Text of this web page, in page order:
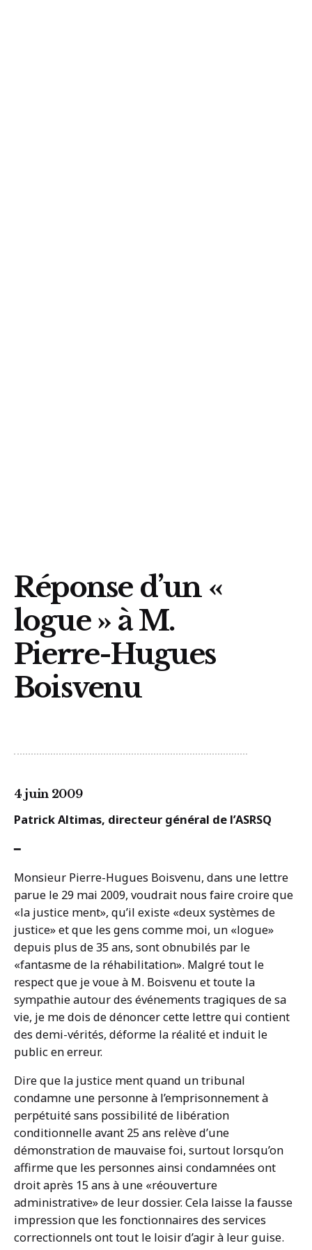
Réponse d’un «
logue » à M.
Pierre-Hugues
Boisvenu
4 juin 2009
Patrick Altimas, directeur général de l’ASRSQ
━
Monsieur Pierre-Hugues Boisvenu, dans une lettre
parue le 29 mai 2009, voudrait nous faire croire que
«la justice ment», qu’il existe «deux systèmes de
justice» et que les gens comme moi, un «logue»
depuis plus de 35 ans, sont obnubilés par le
«fantasme de la réhabilitation». Malgré tout le
respect que je voue à M. Boisvenu et toute la
sympathie autour des événements tragiques de sa
vie, je me dois de dénoncer cette lettre qui contient
des demi-vérités, déforme la réalité et induit le
public en erreur.
Dire que la justice ment quand un tribunal
condamne une personne à l’emprisonnement à
perpétuité sans possibilité de libération
conditionnelle avant 25 ans relève d’une
démonstration de mauvaise foi, surtout lorsqu’on
affirme que les personnes ainsi condamnées ont
droit après 15 ans à une «réouverture
administrative» de leur dossier. Cela laisse la fausse
impression que les fonctionnaires des services
correctionnels ont tout le loisir d’agir à leur guise.